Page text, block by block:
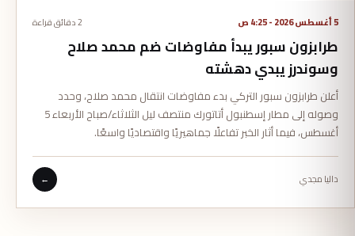
5 أغسطس 2026 - 4:25 ص 2 دقائق قراءة
طرابزون سبور يبدأ مفاوضات ضم محمد صلاح
وسوندرز يبدي دهشته
أعلن طرابزون سبور التركي بدء مفاوضات انتقال محمد صلاح، وحدد
وصوله إلى مطار إسطنبول أتاتورك منتصف ليل الثلاثاء/صباح الأربعاء 5
أغسطس، فيما أثار الخبر تفاعلًا جماهيريًا واقتصاديًا واسعًا.
داليا مجدي ←